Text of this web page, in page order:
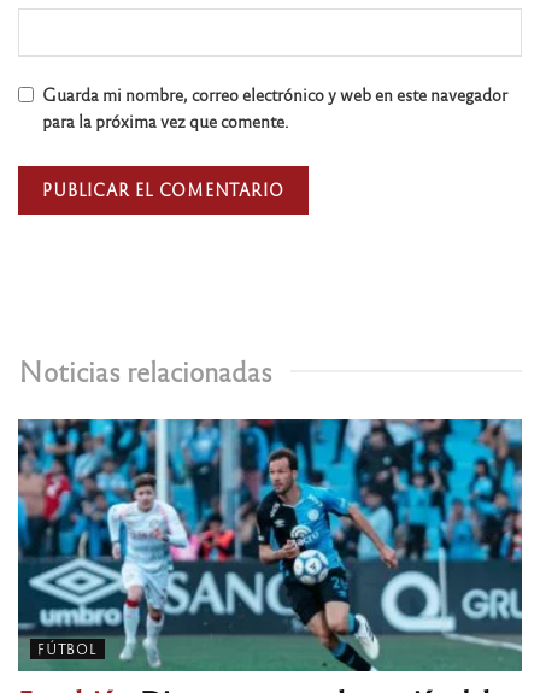
Noticias relacionadas
FÚTBOL
Guarda mi nombre, correo electrónico y web en este navegador
para la próxima vez que comente.